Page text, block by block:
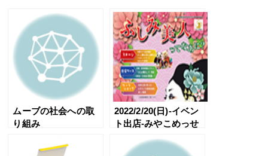
ムーブの社会への取
り組み
2022/2/20(日)-イベン
ト出店-みやこめっせ